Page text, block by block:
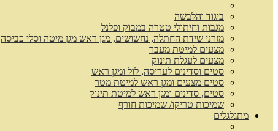
ביגוד והלבשה
מגבות וחיתולי טטרה במבוק ופלנל
מזרני שידת החתלה, נחשושים, מגן ראש מגן מיטה וסלי כביסה
מצעים למיטת מעבר
מצעים לעגלת תינוק
סטים וסדינים לעריסה, לול ומגן ראש
סטים מצעים ומגן ראש למיטת מטר
סטים, סדינים ומגן ראש למיטת תינוק
שמיכות טריקו/ שמיכות חורף
מתגלגלים